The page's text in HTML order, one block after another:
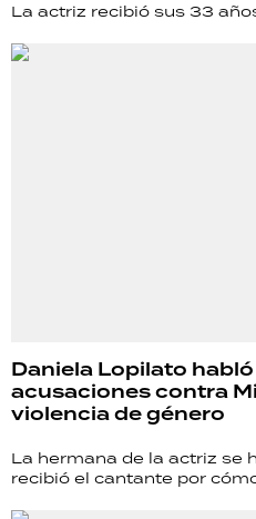
La actriz recibió sus 33
Daniela Lopilato
acusaciones contra
violencia de género
La hermana de la actriz se
recibió el cantante por